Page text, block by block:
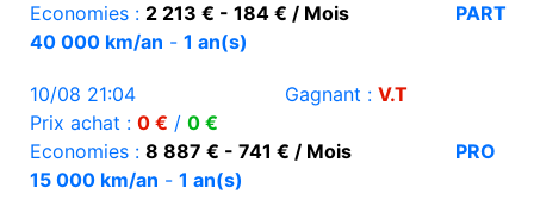
Economies : 2 213 € - 184 € / Mois
PART
40 000 km/an - 1 an(s)
10/08 21:04 Gagnant : V.T
Prix achat : 0 € / 0 €
Economies : 8 887 € - 741 € / Mois
PRO
15 000 km/an - 1 an(s)